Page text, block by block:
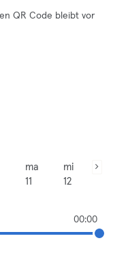
QR Code bleibt vor
ma
11
mi
12
00:00